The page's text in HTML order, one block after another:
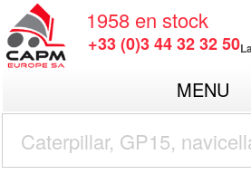
1958 en stock
+33 (0)3 44 32 32 50
MENU